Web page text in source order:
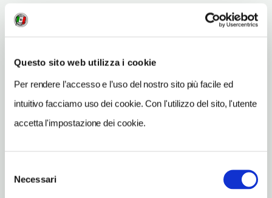
Questo sito web utilizza i cookie
Per rendere l’accesso e l’uso del nostro sito più facile ed
intuitivo facciamo uso dei cookie. Con l'utilizzo del sito, l'utente
accetta l'impostazione dei cookie.
delNecessari
SITO WEB
www.muzeultaranuluiroman.ro
info@muzeultaranuluiroman.ro
213179661